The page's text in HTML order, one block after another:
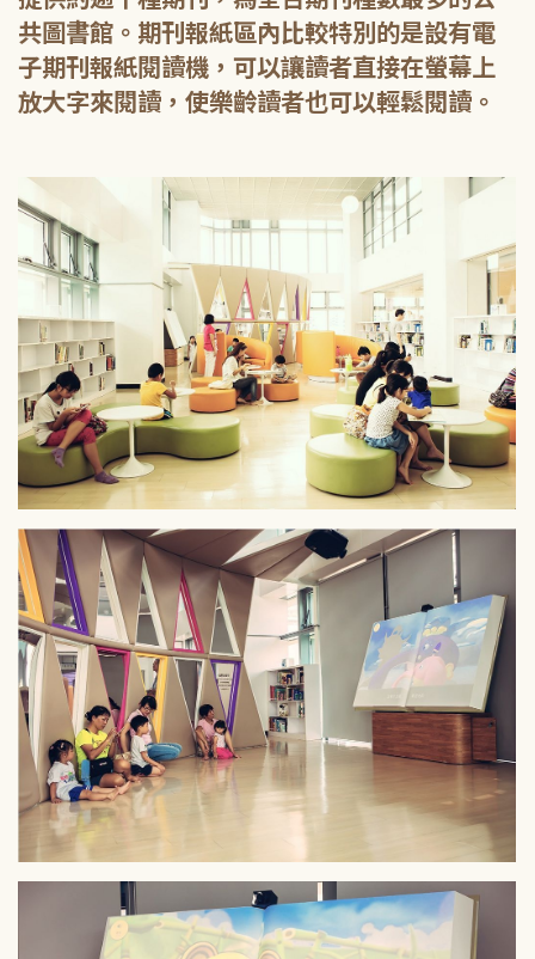
共圖書館。期刊報紙區內比較特別的是設有電
子期刊報紙閱讀機，可以讓讀者直接在螢幕上
放大字來閱讀，使樂齡讀者也可以輕鬆閱讀。